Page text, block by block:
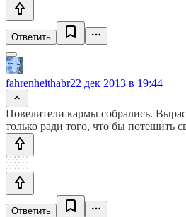
Ответить
fahrenheithabr22 дек 2013 в 19:44
Повелители кармы собрались.
только ради того, что бы потешить
Ответить